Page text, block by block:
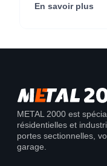
Center) (95290).
En savoir plus
METAL 2000 est
résidentielles et
portes sectionnelles,
garage.